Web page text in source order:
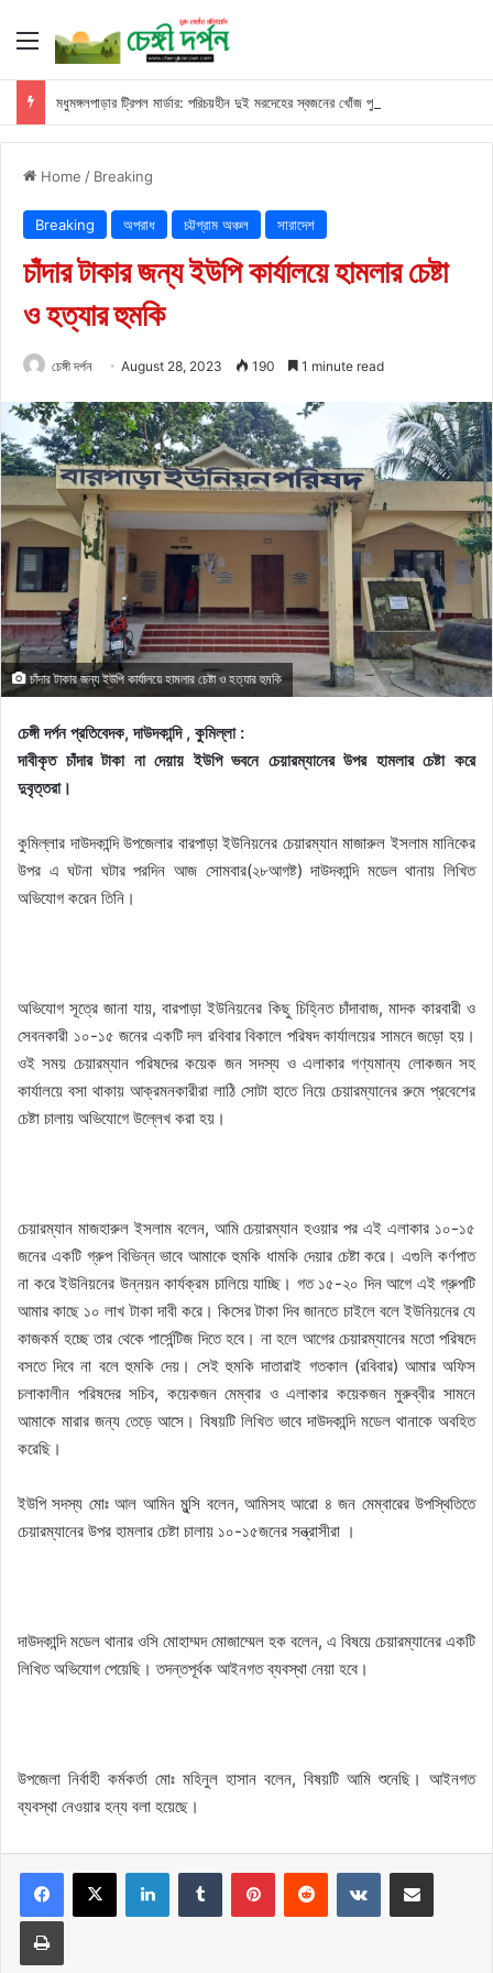
Menu
মধুমঙ্গলপাড়ার ট্রিপল মার্ডার: পরিচয়হীন দুই মরদেহের স্বজনের খোঁজ পুলিশের
Home / Breaking
Breaking অপরাধ চট্টগ্রাম অঞ্চল সারাদেশ
চাঁদার টাকার জন্য ইউপি কার্যালয়ে হামলার চেষ্টা
ও হত্যার হুমকি
চেঙ্গী দর্পন August 28, 2023 190 1 minute read
চাঁদার টাকার জন্য ইউপি কার্যালয়ে হামলার চেষ্টা ও হত্যার হুমকি
চেঙ্গী দর্পন প্রতিবেদক, দাউদকান্দি , কুমিল্লা :
দাবীকৃত চাঁদার টাকা না দেয়ায় ইউপি ভবনে চেয়ারম্যানের উপর হামলার চেষ্টা করে
দুবৃত্তরা।
কুমিল্লার দাউদকান্দি উপজেলার বারপাড়া ইউনিয়নের চেয়ারম্যান মাজারুল ইসলাম মানিকের
উপর এ ঘটনা ঘটার পরদিন আজ সোমবার(২৮আগষ্ট) দাউদকান্দি মডেল থানায় লিখিত
অভিযোগ করেন তিনি।
অভিযোগ সূত্রে জানা যায়, বারপাড়া ইউনিয়নের কিছু চিহ্নিত চাঁদাবাজ, মাদক কারবারী ও
সেবনকারী ১০-১৫ জনের একটি দল রবিবার বিকালে পরিষদ কার্যালয়ের সামনে জড়ো হয়।
ওই সময় চেয়ারম্যান পরিষদের কয়েক জন সদস্য ও এলাকার গণ্যমান্য লোকজন সহ
কার্যালয়ে বসা থাকায় আক্রমনকারীরা লাঠি সোটা হাতে নিয়ে চেয়ারম্যানের রুমে প্রবেশের
চেষ্টা চালায় অভিযোগে উল্লেখ করা হয়।
চেয়ারম্যান মাজহারুল ইসলাম বলেন, আমি চেয়ারম্যান হওয়ার পর এই এলাকার ১০-১৫
জনের একটি গ্রুপ বিভিন্ন ভাবে আমাকে হুমকি ধামকি দেয়ার চেষ্টা করে। এগুলি কর্ণপাত
না করে ইউনিয়নের উন্নয়ন কার্যক্রম চালিয়ে যাচ্ছি। গত ১৫-২০ দিন আগে এই গ্রুপটি
আমার কাছে ১০ লাখ টাকা দাবী করে। কিসের টাকা দিব জানতে চাইলে বলে ইউনিয়নের যে
কাজকর্ম হচ্ছে তার থেকে পার্সেন্টিজ দিতে হবে। না হলে আগের চেয়ারম্যানের মতো পরিষদে
বসতে দিবে না বলে হুমকি দেয়। সেই হুমকি দাতারাই গতকাল (রবিবার) আমার অফিস
চলাকালীন পরিষদের সচিব, কয়েকজন মেম্বার ও এলাকার কয়েকজন মুরুব্বীর সামনে
আমাকে মারার জন্য তেড়ে আসে। বিষয়টি লিখিত ভাবে দাউদকান্দি মডেল থানাকে অবহিত
করেছি।
ইউপি সদস্য মোঃ আল আমিন মুন্সি বলেন, আমিসহ আরো ৪ জন মেম্বারের উপস্থিতিতে
চেয়ারম্যানের উপর হামলার চেষ্টা চালায় ১০-১৫জনের সন্ত্রাসীরা ।
দাউদকান্দি মডেল থানার ওসি মোহাম্মদ মোজাম্মেল হক বলেন, এ বিষয়ে চেয়ারম্যানের একটি
লিখিত অভিযোগ পেয়েছি। তদন্তপূর্বক আইনগত ব্যবস্থা নেয়া হবে।
উপজেলা নির্বাহী কর্মকর্তা মোঃ মহিনুল হাসান বলেন, বিষয়টি আমি শুনেছি। আইনগত
ব্যবস্থা নেওয়ার হন্য বলা হয়েছে।
LinkedInTumblr PinterestReddit VKontakteShare via Email
Print